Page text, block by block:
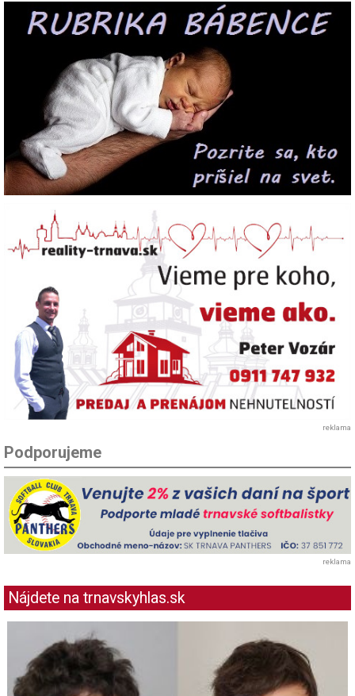
reklama
Podporujeme
reklama
Nájdete na trnavskyhlas.sk